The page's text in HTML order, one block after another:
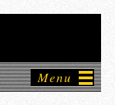
Menu